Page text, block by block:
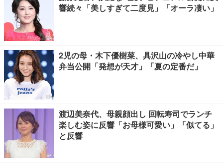
響続々「美しすぎて二度見」「オーラ凄い」
2児の母・木下優樹菜、具沢山の冷やし中華
弁当公開「発想が天才」「夏の定番だ」
渡辺美奈代、母親顔出し 回転寿司でランチ
楽しむ姿に反響「お母様可愛い」「似てる」
と反響